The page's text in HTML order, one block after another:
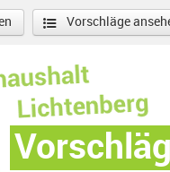
Vorschläge